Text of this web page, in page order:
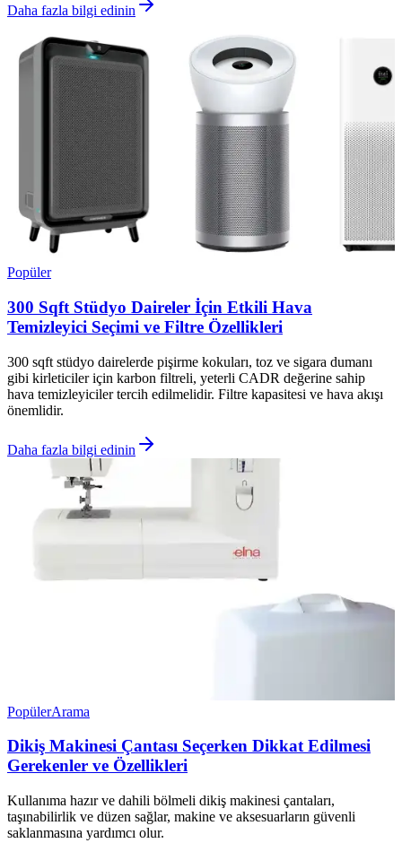
Daha fazla bilgi edinin
Popüler
300 Sqft Stüdyo Daireler İçin Etkili Hava
Temizleyici Seçimi ve Filtre Özellikleri
300 sqft stüdyo dairelerde pişirme kokuları, toz ve sigara dumanı
gibi kirleticiler için karbon filtreli, yeterli CADR değerine sahip
hava temizleyiciler tercih edilmelidir. Filtre kapasitesi ve hava akışı
önemlidir.
Daha fazla bilgi edinin
PopülerArama
Dikiş Makinesi Çantası Seçerken Dikkat Edilmesi
Gerekenler ve Özellikleri
Kullanıma hazır ve dahili bölmeli dikiş makinesi çantaları,
taşınabilirlik ve düzen sağlar, makine ve aksesuarların güvenli
saklanmasına yardımcı olur.